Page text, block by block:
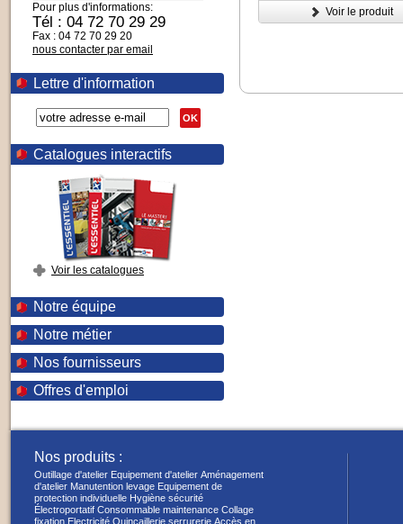
Pour plus d'informations:
Tél : 04 72 70 29 29
Fax : 04 72 70 29 20
nous contacter par email
Lettre d'information
OK
Catalogues interactifs
Voir les catalogues
Notre équipe
Notre métier
Nos fournisseurs
Offres d'emploi
Voir le produit
Nos produits :
Outillage d'atelier Equipement d'atelier Aménagement
d'atelier Manutention levage Equipement de
protection individuelle Hygiène sécurité
Électroportatif Consommable maintenance Collage
fixation Electricité Quincaillerie serrurerie Accès en